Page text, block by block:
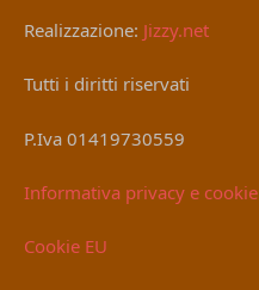
Realizzazione: Jizzy.net
Tutti i diritti riservati
P.Iva 01419730559
Informativa privacy e cookie
Cookie EU